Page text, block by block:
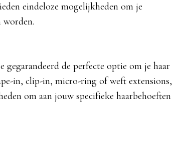
eindeloze mogelijkheden om je
de perfecte optie om je haar
in, clip-in, micro-ring of weft
om aan jouw specifieke